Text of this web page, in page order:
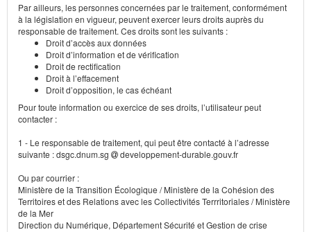
Par ailleurs, les personnes concernées par le traitement, conformément
à la législation en vigueur, peuvent exercer leurs droits auprès du
responsable de traitement. Ces droits sont les suivants :
Droit d’accès aux données
Droit d’information et de vérification
Droit de rectification
Droit à l’effacement
Droit d’opposition, le cas échéant
Pour toute information ou exercice de ses droits, l’utilisateur peut
contacter :
1 - Le responsable de traitement, qui peut être contacté à l’adresse
suivante : dsgc.dnum.sg
developpement-durable.gouv.fr
Ou par courrier :
Ministère de la Transition Écologique / Ministère de la Cohésion des
Territoires et des Relations avec les Collectivités Terrritoriales / Ministère
de la Mer
Direction du Numérique, Département Sécurité et Gestion de crise